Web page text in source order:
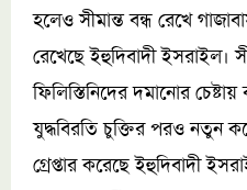
হলেও সীমান্ত বন্ধ রেখে
রেখেছে ইহুদিবাদী ইসরাইল।
ফিলিস্তিনিদের দমানোর
যুদ্ধবিরতি চুক্তির পরও নতুন
গ্রেপ্তার করেছে ইহুদিবাদী